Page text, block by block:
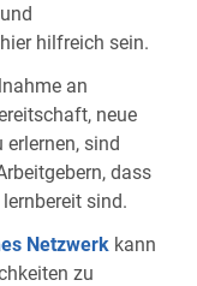
hilfreich sein.
an
neue
sind
dass
sind.
Netzwerk kann
zu